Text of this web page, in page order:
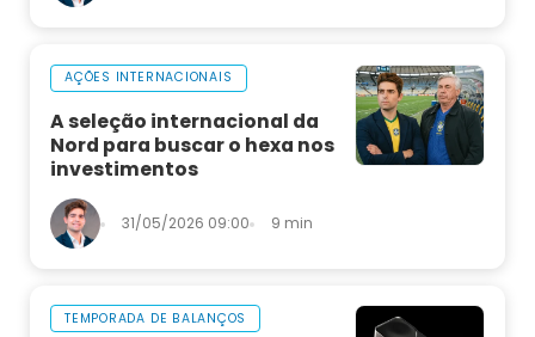
AÇÕES INTERNACIONAIS
A seleção internacional da
Nord para buscar o hexa nos
investimentos
31/05/2026 09:00 9 min
TEMPORADA DE BALANÇOS